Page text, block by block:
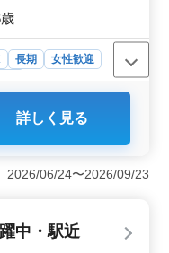
歓迎企業です！ 土木
の方、ぜひお問い合わ
長期
女性歓迎
設業での土木施工
案件を中心に、幅広
きます。複数の規
経験を活かしてキャ
場です。 ＜働きや
35万円から50万円
勤可能であり、交
詳しく見る
06/24〜2026/09/23
中・駅近